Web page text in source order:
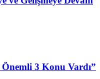
3 Konu Vardı”